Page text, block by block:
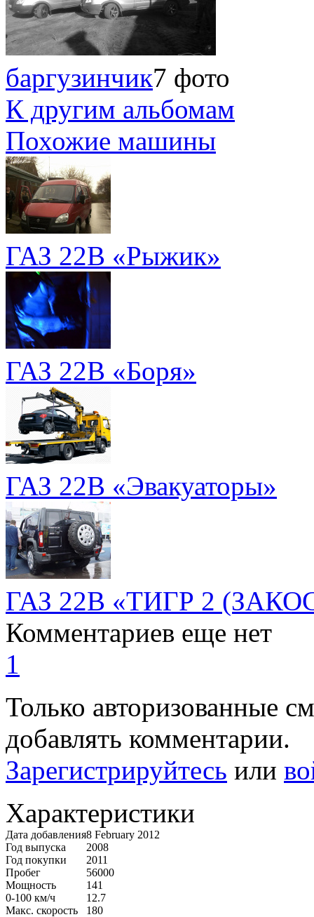
баргузинчик7 фото
К другим альбомам
Похожие машины
ГАЗ 22B «Рыжик»
ГАЗ 22B «Боря»
ГАЗ 22B «Эвакуаторы»
ГАЗ 22B «ТИГР 2
Комментариев еще нет
1
Только авторизованные
добавлять комментарии.
Зарегистрируйтесь или
Характеристики
Дата добавления8 February 2012
Год выпуска
2008
Год покупки
2011
Пробег
56000
Мощность
141
0-100 км/ч
12.7
Макс. скорость
180